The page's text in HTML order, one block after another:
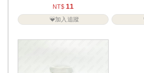
NT$ 11
加入追蹤